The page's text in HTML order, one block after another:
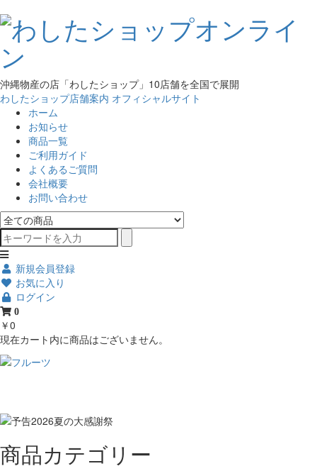
沖縄物産の店「わしたショップ」10店舗を全国で展開
わしたショップ店舗案内 オフィシャルサイト
ホーム
お知らせ
商品一覧
ご利用ガイド
よくあるご質問
会社概要
お問い合わせ
新規会員登録
お気に入り
ログイン
0
￥0
現在カート内に商品はございません。
商品カテゴリー